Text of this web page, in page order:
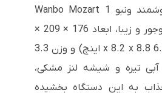
ویدئو پروژکتور هوشمند ونبو Wanbo Mozart 1
Pro با طراحی جمع‌وجور و زیبا، ابعاد 176 × 209 ×
223 میلی‌متر (~ 6.9 x 8.2 x 8.8 اینچ) و وزن 3.3
آبی تیره و شیشه لنز مشکی،
به این دستگاه بخشیده